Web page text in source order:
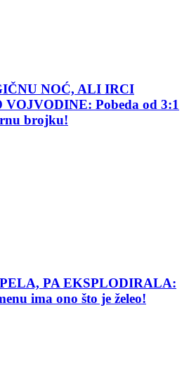
NOĆ, ALI IRCI
Pobeda od 3:1
brojku!
PA EKSPLODIRALA:
ima ono što je želeo!